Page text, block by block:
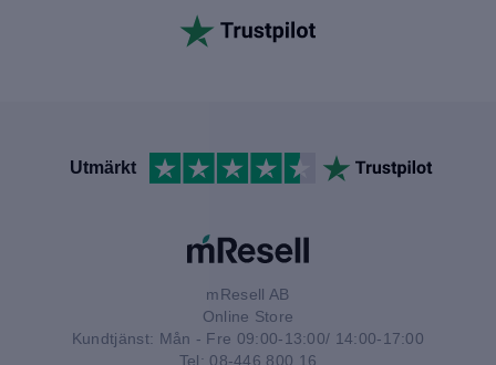
Utmärkt
mResell AB
Online Store
Kundtjänst: Mån - Fre 09:00-13:00/ 14:00-17:00
Tel: 08-446 800 16